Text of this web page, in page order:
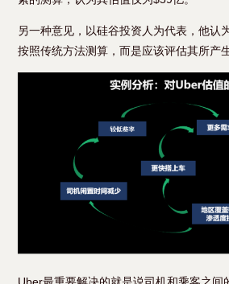
另一种意见，以硅谷投资人为代表，他认
按照传统方法测算，而是应该评估其所产
Uber最重要解决的就是说司机和乘客之间